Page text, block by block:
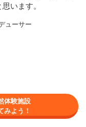
います。
ューサー
体験施設
みよう！